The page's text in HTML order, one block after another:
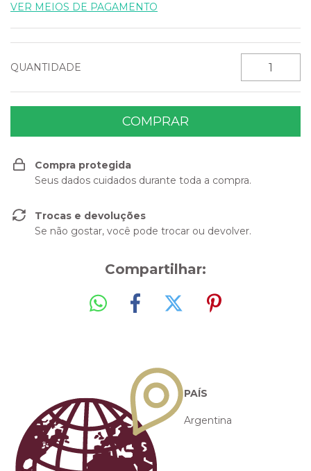
VER MEIOS DE PAGAMENTO
QUANTIDADE
Compra protegida
Seus dados cuidados durante toda a compra.
Trocas e devoluções
Se não gostar, você pode trocar ou devolver.
Compartilhar:
PAÍS
Argentina